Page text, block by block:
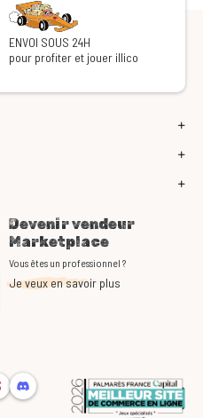
ENVOI SOUS 24H
pour profiter et jouer illico
Devenir vendeur
Marketplace
Vous êtes un professionnel ?
Je veux en savoir plus
Discord